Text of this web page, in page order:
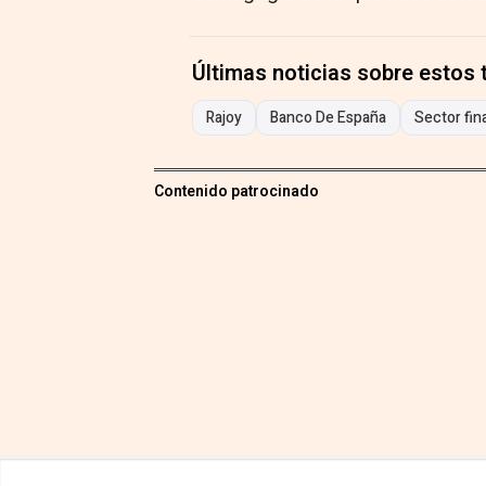
Últimas noticias sobre estos
Rajoy Banco De España Sector
Contenido patrocinado